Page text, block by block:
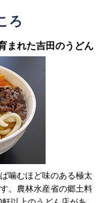
ろ
まれた吉田のうどん
噛むほど味のある極太
。農林水産省の郷土料